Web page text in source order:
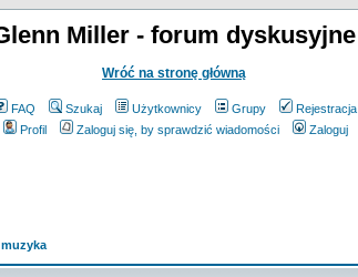
Miller - forum dyskusyjne
Wróć na stronę główną
FAQ Szukaj Użytkownicy Grupy
Rejestracja
Profil
Zaloguj się, by sprawdzić wiadomości Zaloguj